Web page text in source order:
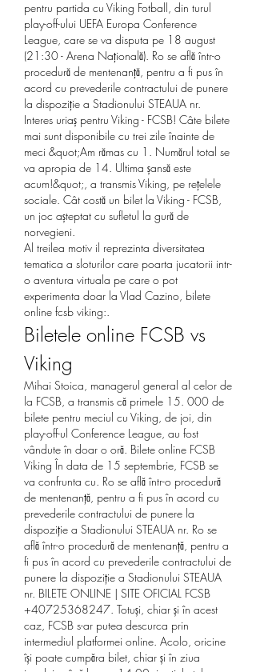
pentru partida cu Viking Fotball, din turul
play-off-ului UEFA Europa Conference
League, care se va disputa pe 18 august
(21:30 - Arena Națională). Ro se află într-o
procedură de mentenanță, pentru a fi pus în
acord cu prevederile contractului de punere
la dispoziție a Stadionului STEAUA nr.
Interes uriaș pentru Viking - FCSB! Câte bilete
mai sunt disponibile cu trei zile înainte de
meci &quot;Am rămas cu 1. Numărul total se
va apropia de 14. Ultima șansă este
acum!&quot;, a transmis Viking, pe rețelele
sociale. Cât costă un bilet la Viking - FCSB,
un joc așteptat cu sufletul la gură de
norvegieni.
Al treilea motiv il reprezinta diversitatea
tematica a sloturilor care poarta jucatorii intr-
o aventura virtuala pe care o pot
experimenta doar la Vlad Cazino, bilete
online fcsb viking:.
Biletele online FCSB vs
Viking
Mihai Stoica, managerul general al celor de
la FCSB, a transmis că primele 15. 000 de
bilete pentru meciul cu Viking, de joi, din
play-off-ul Conference League, au fost
vândute în doar o oră. Bilete online FCSB
Viking În data de 15 septembrie, FCSB se
va confrunta cu. Ro se află într-o procedură
de mentenanță, pentru a fi pus în acord cu
prevederile contractului de punere la
dispoziție a Stadionului STEAUA nr. Ro se
află într-o procedură de mentenanță, pentru a
fi pus în acord cu prevederile contractului de
punere la dispoziție a Stadionului STEAUA
nr. BILETE ONLINE | SITE OFICIAL FCSB
+40725368247. Totuși, chiar și în acest
caz, FCSB s-ar putea descurca prin
intermediul platformei online. Acolo, oricine
își poate cumpăra bilet, chiar și în ziua